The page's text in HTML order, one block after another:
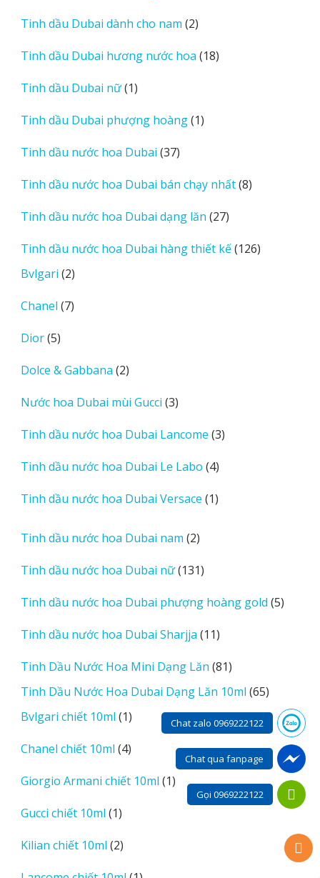
phẩm
Tinh dầu Dubai dành cho nam 22
phẩm
Tinh dầu Dubai hương nước hoa 1818
Tinh dầu Dubai nữ 11
phẩm
Tinh dầu Dubai phượng hoàng 11
Tinh dầu nước hoa Dubai 3737
phẩm
Tinh dầu nước hoa Dubai bán chạy nhất 88
Tinh dầu nước hoa Dubai dạng lăn 2727
phẩm
Tinh dầu nước hoa Dubai hàng thiết kế 126126
Bvlgari 22
phẩm
Chanel 77
Dior 55
phẩm
Dolce & Gabbana 22
phẩm
Nước hoa Dubai mùi Gucci 33
phẩm
Tinh dầu nước hoa Dubai Lancome 33
Tinh dầu nước hoa Dubai Le Labo 44
phẩm
Tinh dầu nước hoa Dubai Versace 11
Tinh dầu nước hoa Dubai nam 22
phẩm
Tinh dầu nước hoa Dubai nữ 131131
phẩm
Tinh dầu nước hoa Dubai phượng hoàng gold 55
Tinh dầu nước hoa Dubai Sharjja 1111
phẩm
Tinh Dầu Nước Hoa Mini Dạng Lăn 8181
sản
phẩm
Tinh Dầu Nước Hoa Dubai Dạng Lăn 10ml 6565
sản
phẩm
Bvlgari chiết 10ml 11
phẩm
Chanel chiết 10ml 44
phẩm
Giorgio Armani chiết 10ml 11
Gucci chiết 10ml 11
phẩm
Kilian chiết 10ml 22
Chat zalo 0969222122
Chat qua fanpage
Gọi 0969222122